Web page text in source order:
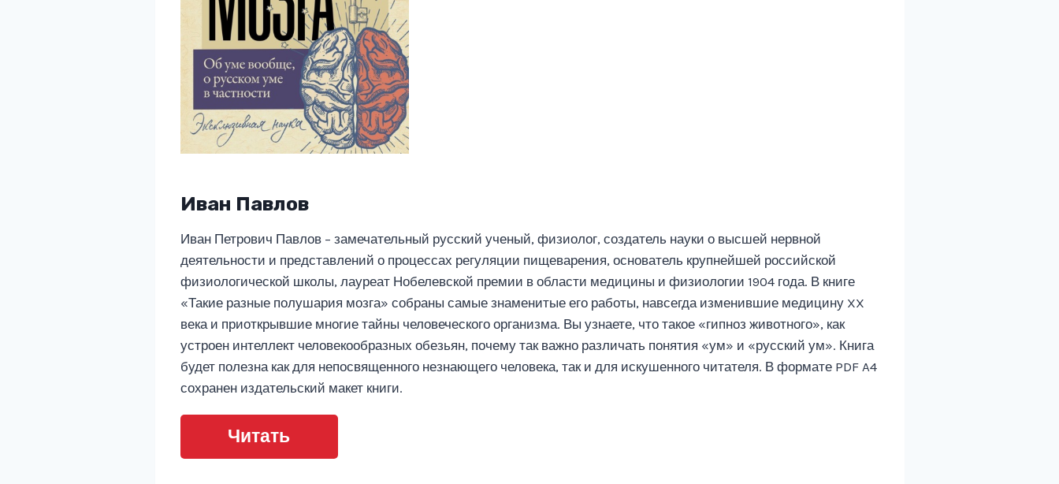
Иван Павлов
Иван Петрович Павлов – замечательный русский ученый, физиолог, создатель науки о высшей нервной
деятельности и представлений о процессах регуляции пищеварения, основатель крупнейшей российской
физиологической школы, лауреат Нобелевской премии в области медицины и физиологии 1904 года. В книге
«Такие разные полушария мозга» собраны самые знаменитые его работы, навсегда изменившие медицину XX
века и приоткрывшие многие тайны человеческого организма. Вы узнаете, что такое «гипноз животного», как
устроен интеллект человекообразных обезьян, почему так важно различать понятия «ум» и «русский ум». Книга
будет полезна как для непосвященного незнающего человека, так и для искушенного читателя. В формате PDF A4
сохранен издательский макет книги.
Читать